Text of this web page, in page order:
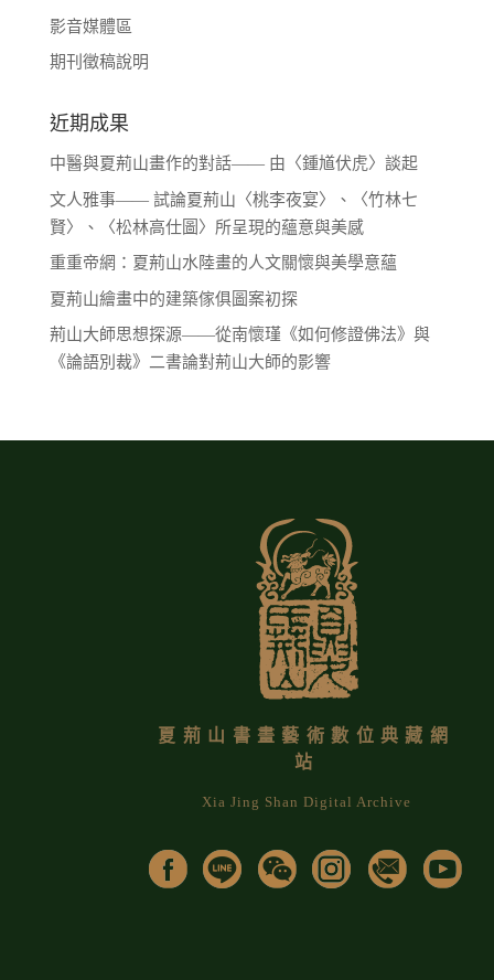
影音媒體區
期刊徵稿說明
近期成果
中醫與夏荊山畫作的對話—— 由〈鍾馗伏虎〉談起
文人雅事—— 試論夏荊山〈桃李夜宴〉、〈竹林七
賢〉、〈松林高仕圖〉所呈現的蘊意與美感
重重帝網：夏荊山水陸畫的人文關懷與美學意蘊
夏荊山繪畫中的建築傢俱圖案初探
荊山大師思想探源——從南懷瑾《如何修證佛法》與
《論語別裁》二書論對荊山大師的影響
夏荊山書畫藝術數位典藏網
站
Xia Jing Shan Digital Archive